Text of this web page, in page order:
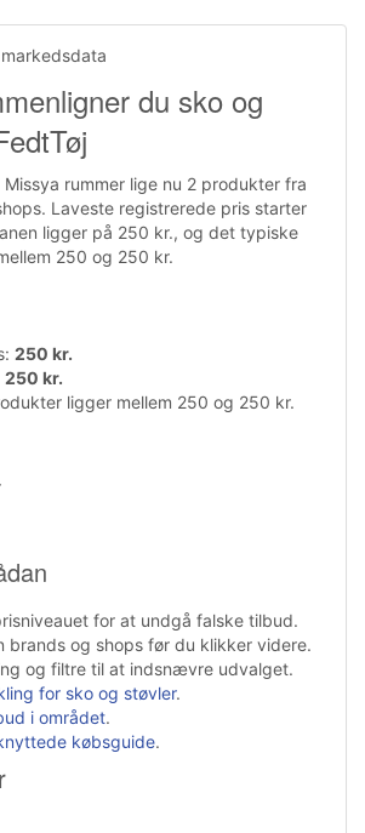
du sko og
rummer lige nu 2 produkter fra
Laveste registrerede pris starter
ligger på 250 kr., og det typiske
250 og 250 kr.
250 kr.
250 kr.
ligger mellem 250 og 250 kr.
for at undgå falske tilbud.
brands og shops før du klikker videre.
og filtre til at indsnævre udvalget.
for sko og støvler.
i området.
købsguide.